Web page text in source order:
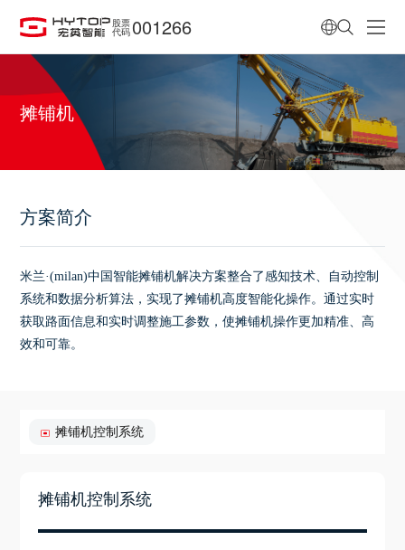
股票
代码 001266
摊铺机
方案简介
米兰·(milan)中国智能摊铺机解决方案整合了感知技术、自动控制
系统和数据分析算法，实现了摊铺机高度智能化操作。通过实时
获取路面信息和实时调整施工参数，使摊铺机操作更加精准、高
效和可靠。
摊铺机控制系统
摊铺机控制系统